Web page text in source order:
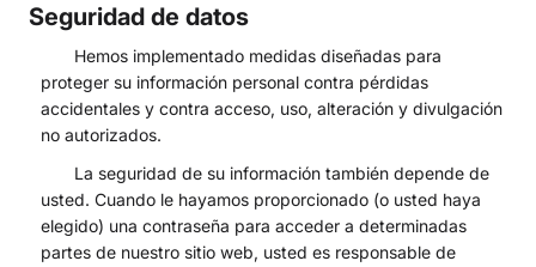
Seguridad de datos
Hemos implementado medidas diseñadas para
proteger su información personal contra pérdidas
accidentales y contra acceso, uso, alteración y divulgación
no autorizados.
La seguridad de su información también depende de
usted. Cuando le hayamos proporcionado (o usted haya
elegido) una contraseña para acceder a determinadas
partes de nuestro sitio web, usted es responsable de